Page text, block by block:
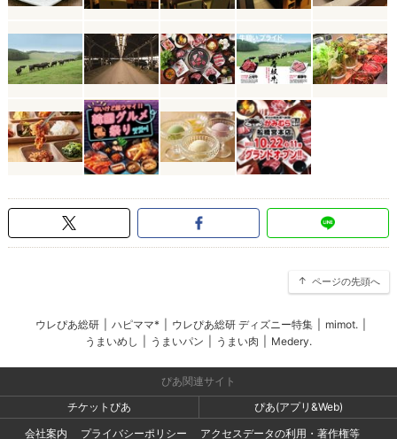
ページの先頭へ
ウレぴあ総研 ハピママ* ウレぴあ総研 ディズニー特集 mimot.
うまいめし
うまいパン うまい肉 Medery.
ぴあ関連サイト
チケットぴあ
ぴあ(アプリ&Web)
会社案内
プライバシーポリシー アクセスデータの利用・著作権等